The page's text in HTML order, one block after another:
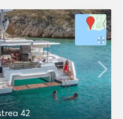
42